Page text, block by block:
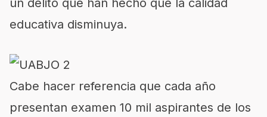
un delito que han hecho que la calidad
educativa disminuya.
Cabe hacer referencia que cada año
presentan examen 10 mil aspirantes de los